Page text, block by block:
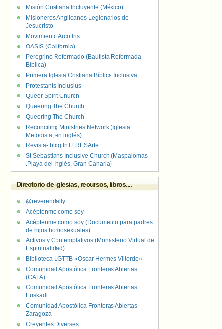
Misión Cristiana Incluyente (México)
Misioneros Anglicanos Legionarios de
Jesucristo
Movimiento Arco Iris
OASIS (California)
Peregrino Reformado (Bautista Reformada
Bíblica)
Primera Iglesia Cristiana Bíblica Inclusiva
Protestants Inclusius
Queer Spirit Church
Queering The Church
Queering The Church
Reconciling Ministries Network (Iglesia
Metodista, en inglés)
Revista- blog InTERESArte.
St Sebastians Inclusive Church (Maspalomas
.Playa del Inglés. Gran Canaria)
Directorio de Iglesias, recursos, libros....
@reverendally
Acéptenme como soy
Acéptenme como soy (Documento para padres
de hijos homosexuales)
Activos y Contemplativos (Monasterio Virtual de
Espiritualidad)
Biblioteca LGTTB «Oscar Hermes Villordo»
Comunidad Apostólica Fronteras Abiertas
(CAFA)
Comunidad Apostólica Fronteras Abiertas
Euskadi
Comunidad Apostólica Fronteras Abiertas
Zaragoza
Creyentes Diverses